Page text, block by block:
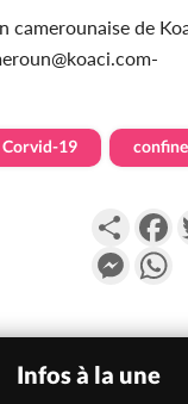
camerounaise de
Corvid-19
Infos à la une